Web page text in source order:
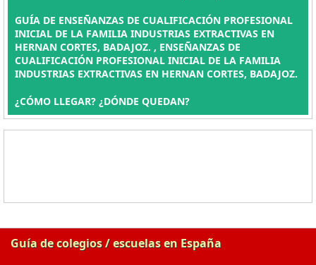
GUÍA DE ENSEÑANZAS DE CUALIFICACIÓN PROFESIONAL
INICIAL DE LA FAMILIA INDUSTRIAS EXTRACTIVAS EN
HERNAN CORTES, BADAJOZ. , ENSEÑANZAS DE
CUALIFICACIÓN PROFESIONAL INICIAL DE LA FAMILIA
INDUSTRIAS EXTRACTIVAS EN HERNAN CORTES, BADAJOZ.
¿CÓMO LLEGAR? ¿DÓNDE QUEDAN?
Guía de colegios / escuelas en España